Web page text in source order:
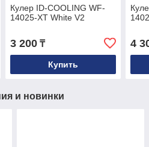
Кулер ID-COOLING WF-
14025-XT White V2
3 200₸
Купить
4
и новинки